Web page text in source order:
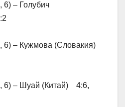
6) – Голубич
6) – Кужмова (Словакия)
6) – Шуай (Китай) 4:6,